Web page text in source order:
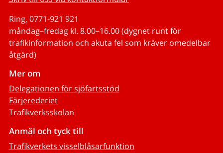
Ring, 0771-921 921
måndag–fredag kl. 8.00–16.00 (dygnet runt för
trafikinformation och akuta fel som kräver omedelbar
åtgärd)
Mer om
Delegationen för sjöfartsstöd
Färjerederiet
Trafikverksskolan
Anmäl och tyck till
Trafikverkets visselblåsarfunktion